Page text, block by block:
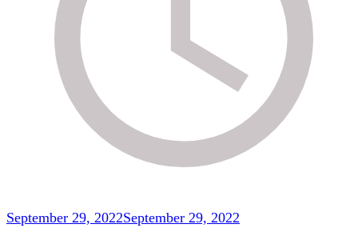
September 29, 2022September 29, 2022